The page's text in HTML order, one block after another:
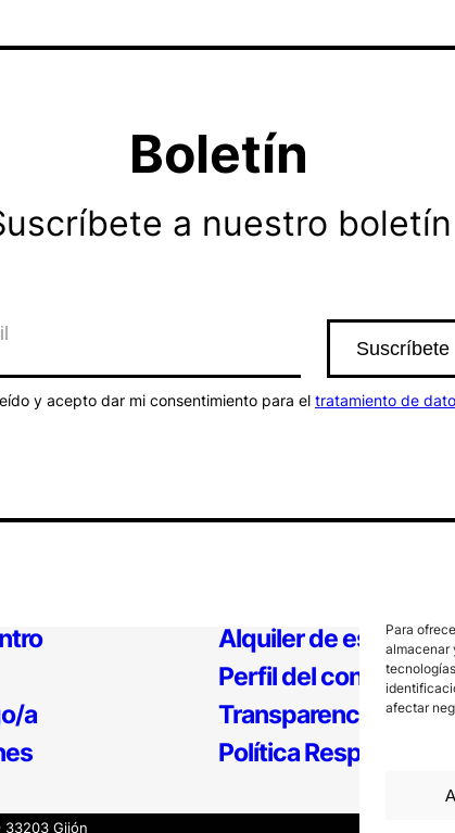
Para
almacenar
afectar
Boletín
a nuestro boletín
y acepto dar mi consentimiento para el tratamiento de
a
Alquiler de espacios
Perfil del contratante
Transparencia
Política Responsable
33203 Gijón